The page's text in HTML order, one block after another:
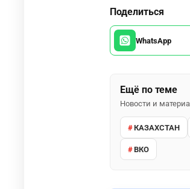
Поделиться
WhatsApp
Ещё по теме
Новости и
КАЗАХСТАН
ВКО